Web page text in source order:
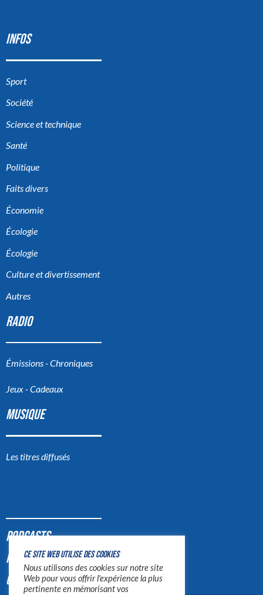
INFOS
Sport
Société
Science et technique
Santé
Politique
Faits divers
Économie
Écologie
Écologie
Culture et divertissement
Autres
RADIO
Émissions - Chroniques
Jeux - Cadeaux
MUSIQUE
Les titres diffusés
PODCASTS
PUB
CONTACT
CE SITE WEB UTILISE DES COOKIES
Nous utilisons des cookies sur notre site
Web pour vous offrir l'expérience la plus
pertinente en mémorisant vos